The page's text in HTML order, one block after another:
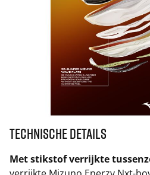
Technische details
Met stikstof verrijkte